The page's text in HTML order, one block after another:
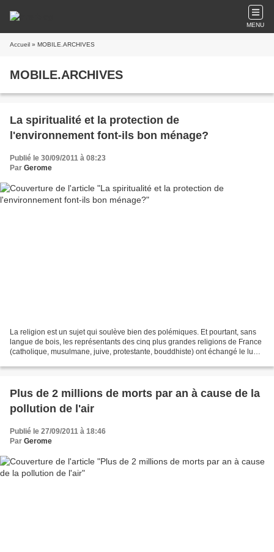
MENU
Accueil » MOBILE.ARCHIVES
MOBILE.ARCHIVES
La spiritualité et la protection de
l'environnement font-ils bon ménage?
Publié le 30/09/2011 à 08:23
Par Gerome
La religion est un sujet qui soulève bien des polémiques. Et pourtant, sans
langue de bois, les représentants des cinq plus grandes religions de France
(catholique, musulmane, juive, protestante, bouddhiste) ont échangé le lundi
Plus de 2 millions de morts par an à cause de la
pollution de l'air
Publié le 27/09/2011 à 18:46
Par Gerome